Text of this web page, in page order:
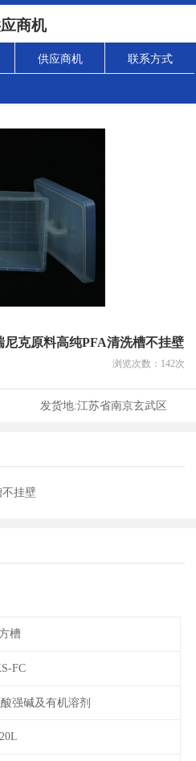
商机
供应商机 联系方式
克原料高纯PFA清洗槽不挂壁
浏览次数： 142次
发货地:江苏省南京玄武区
不挂壁
槽
FC
强碱及有机溶剂